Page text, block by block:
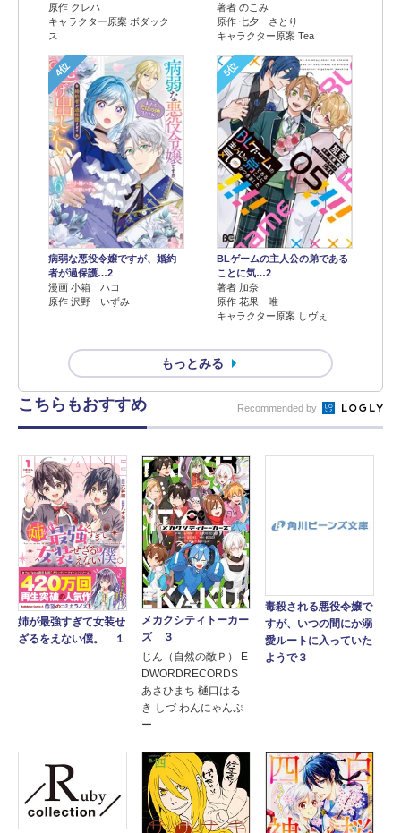
原作 クレハ
キャラクター原案 ボダック
ス
著者 のこみ
原作 七夕 さとり
キャラクター原案 Tea
4位
病弱な悪役令嬢ですが、婚約
者が過保護…2
漫画 小箱 ハコ
原作 沢野 いずみ
5位
BLゲームの主人公の弟である
ことに気…2
著者 加奈
原作 花果 唯
キャラクター原案 しヴぇ
もっとみる
こちらもおすすめ Recommended by
姉が最強すぎて女装せ
ざるをえない僕。 １
メカクシティトーカー
ズ ３
じん（自然の敵Ｐ） E
DWORDRECORDS
あさひまち 樋口はる
き しづ わんにゃんぷ
ー
毒殺される悪役令嬢で
すが、いつの間にか溺
愛ルートに入っていた
ようで３